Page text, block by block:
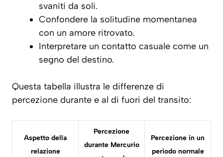
svaniti da soli.
Confondere la solitudine momentanea
con un amore ritrovato.
Interpretare un contatto casuale come un
segno del destino.
Questa tabella illustra le differenze di
percezione durante e al di fuori del transito:
Aspetto della
relazione
Percezione
durante Mercurio
Percezione in un
periodo normale